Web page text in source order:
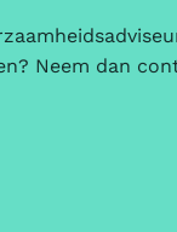
Neem dan